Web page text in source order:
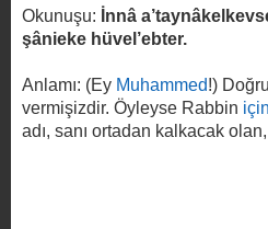
Okunuşu: İnnâ
şânieke hüvel’ebter.
Anlamı: (Ey Muhammed!)
vermişizdir. Öyleyse Rabbin için
adı, sanı ortadan kalkacak